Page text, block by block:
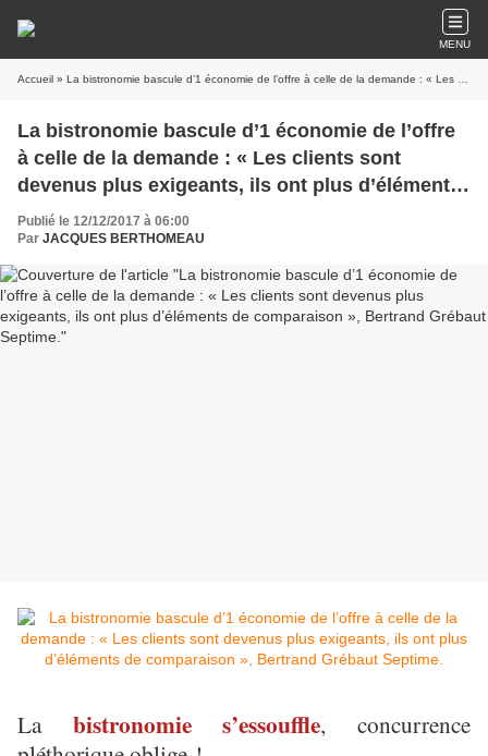
MENU
Accueil » La bistronomie bascule d’1 économie de l’offre à celle de la demande : « Les clients sont devenus plus exigeants, ils ont plus d’éléments de comparaison », Bertrand Grébaut Septime.
La bistronomie bascule d’1 économie de l’offre
à celle de la demande : « Les clients sont
devenus plus exigeants, ils ont plus d’éléments
de comparaison », Bertrand Grébaut Septime.
Publié le 12/12/2017 à 06:00
Par JACQUES BERTHOMEAU
La bistronomie s’essouffle, concurrence